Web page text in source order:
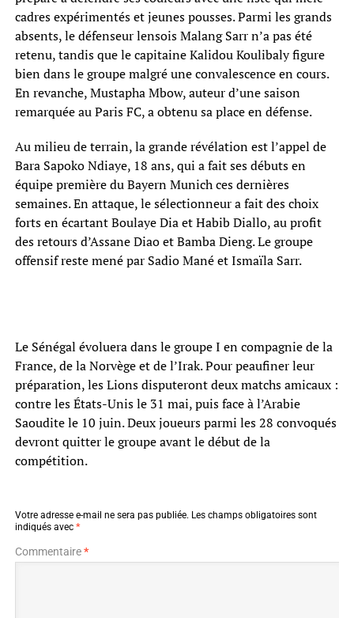
cadres expérimentés et jeunes pousses. Parmi les grands
absents, le défenseur lensois Malang Sarr n’a pas été
retenu, tandis que le capitaine Kalidou Koulibaly figure
bien dans le groupe malgré une convalescence en cours.
En revanche, Mustapha Mbow, auteur d’une saison
remarquée au Paris FC, a obtenu sa place en défense.
Au milieu de terrain, la grande révélation est l’appel de
Bara Sapoko Ndiaye, 18 ans, qui a fait ses débuts en
équipe première du Bayern Munich ces dernières
semaines. En attaque, le sélectionneur a fait des choix
forts en écartant Boulaye Dia et Habib Diallo, au profit
des retours d’Assane Diao et Bamba Dieng. Le groupe
offensif reste mené par Sadio Mané et Ismaïla Sarr.
Le Sénégal évoluera dans le groupe I en compagnie de la
France, de la Norvège et de l’Irak. Pour peaufiner leur
préparation, les Lions disputeront deux matchs amicaux :
contre les États-Unis le 31 mai, puis face à l’Arabie
Saoudite le 10 juin. Deux joueurs parmi les 28 convoqués
devront quitter le groupe avant le début de la
compétition.
Votre adresse e-mail ne sera pas publiée. Les champs obligatoires sont
indiqués avec *
Commentaire*